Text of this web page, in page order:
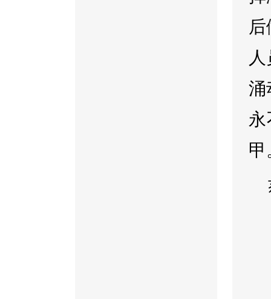
涌
甲